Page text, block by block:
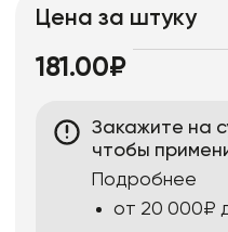
Цена за штуку
181.00₽
Закажите на
чтобы
Подробнее
от 20 000₽